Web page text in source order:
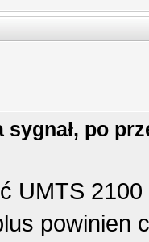
sygnał, po
UMTS
powinien